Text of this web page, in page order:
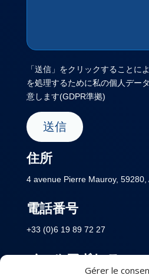
Gérer le
「送信」をクリックすることに
を処理するために私の個人デー
意します(GDPR準拠)
住所
4 avenue Pierre Mauroy, 59280,
電話番号
+33 (0)6 19 89 72 27
メールアドレス